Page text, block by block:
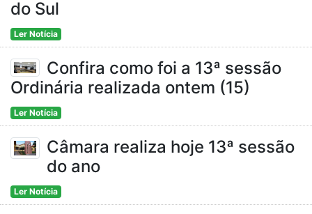
do Sul
Ler Notícia
Confira como foi a 13ª sessão
Ordinária realizada ontem (15)
Ler Notícia
Câmara realiza hoje 13ª sessão
do ano
Ler Notícia